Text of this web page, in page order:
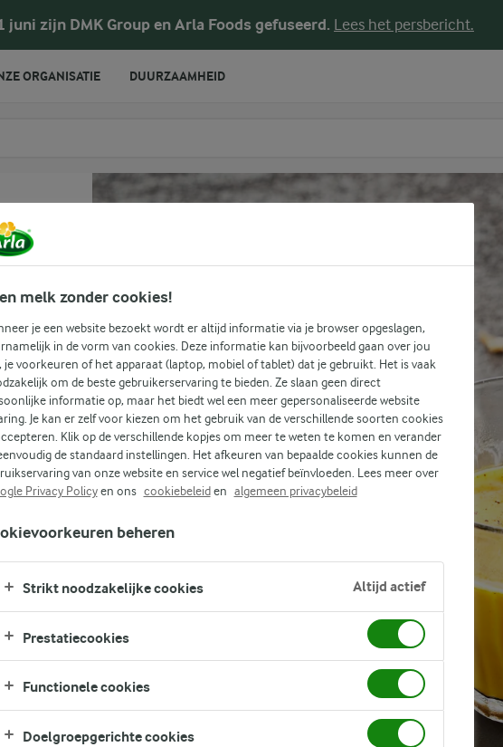
juni zijn DMK Group en Arla Foods gefuseerd. Lees het persbericht.
(0)
ORGANISATIE DUURZAAMHEID
melk zonder cookies!
je een website bezoekt wordt er altijd informatie via je browser opgeslagen,
in de vorm van cookies. Deze informatie kan bijvoorbeeld gaan over jou
je voorkeuren of het apparaat (laptop, mobiel of tablet) dat je gebruikt. Het is vaak
om de beste gebruikerservaring te bieden. Ze slaan geen direct
informatie op, maar het biedt wel een meer gepersonaliseerde website
Je kan er zelf voor kiezen om het gebruik van de verschillende soorten cookies
Klik op de verschillende kopjes om meer te weten te komen en verander
de standaard instellingen. Het afkeuren van bepaalde cookies kunnen de
van onze website en service wel negatief beïnvloeden. Lees meer over
Privacy Policyen ons cookiebeleiden algemeen privacybeleid
beheren
Strikt noodzakelijke cookies Altijd actief
Prestatiecookies
Functionele cookies
Doelgroepgerichte cookies